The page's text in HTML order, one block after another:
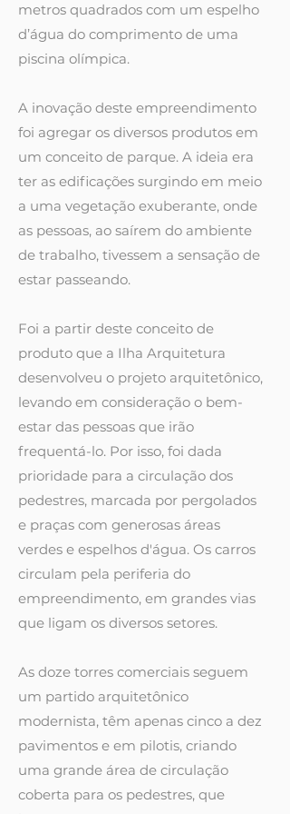
metros quadrados com um espelho
d’água do comprimento de uma
piscina olímpica.
A inovação deste empreendimento
foi agregar os diversos produtos em
um conceito de parque. A ideia era
ter as edificações surgindo em meio
a uma vegetação exuberante, onde
as pessoas, ao saírem do ambiente
de trabalho, tivessem a sensação de
estar passeando.
Foi a partir deste conceito de
produto que a Ilha Arquitetura
desenvolveu o projeto arquitetônico,
levando em consideração o bem-
estar das pessoas que irão
frequentá-lo. Por isso, foi dada
prioridade para a circulação dos
pedestres, marcada por pergolados
e praças com generosas áreas
verdes e espelhos d'água. Os carros
circulam pela periferia do
empreendimento, em grandes vias
que ligam os diversos setores.
As doze torres comerciais seguem
um partido arquitetônico
modernista, têm apenas cinco a dez
pavimentos e em pilotis, criando
uma grande área de circulação
coberta para os pedestres, que